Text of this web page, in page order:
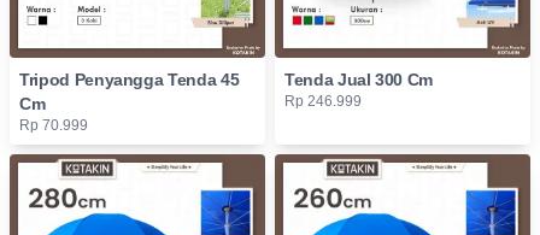
Tripod Penyangga Tenda 45
Cm
Rp 70.999
Tenda Jual 300 Cm
Rp 246.999